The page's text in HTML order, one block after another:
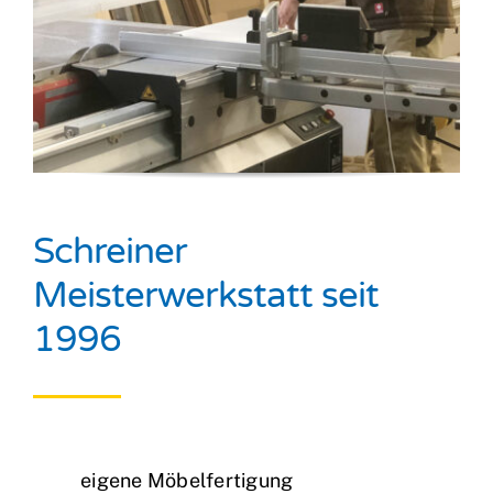
Schreiner
Meisterwerkstatt seit
1996
eigene Möbelfertigung